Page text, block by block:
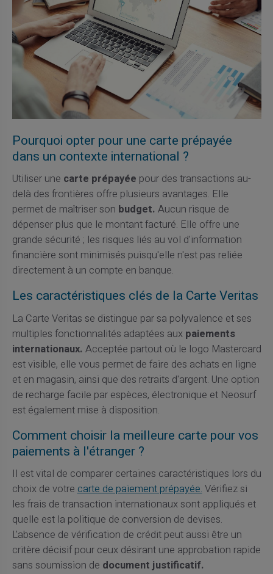
Pourquoi opter pour une carte prépayée
dans un contexte international ?
Utiliser une carte prépayée pour des transactions au-
delà des frontières offre plusieurs avantages. Elle
permet de maîtriser son budget. Aucun risque de
dépenser plus que le montant facturé. Elle offre une
grande sécurité ; les risques liés au vol d'information
financière sont minimisés puisqu'elle n'est pas reliée
directement à un compte en banque.
Les caractéristiques clés de la Carte Veritas
La Carte Veritas se distingue par sa polyvalence et ses
multiples fonctionnalités adaptées aux paiements
internationaux. Acceptée partout où le logo Mastercard
est visible, elle vous permet de faire des achats en ligne
et en magasin, ainsi que des retraits d'argent. Une option
de recharge facile par espèces, électronique et Neosurf
est également mise à disposition.
Comment choisir la meilleure carte pour vos
paiements à l'étranger ?
Il est vital de comparer certaines caractéristiques lors du
choix de votrecarte de paiement prépayée.Vérifiez si
les frais de transaction internationaux sont appliqués et
quelle est la politique de conversion de devises.
L'absence de vérification de crédit peut aussi être un
critère décisif pour ceux désirant une approbation rapide
sans soumission de document justificatif.